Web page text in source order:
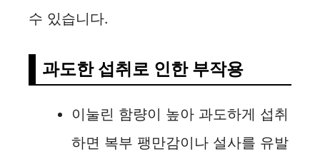
수 있습니다.
과도한 섭취로 인한 부작용
이눌린 함량이 높아 과도하게 섭취
하면 복부 팽만감이나 설사를 유발